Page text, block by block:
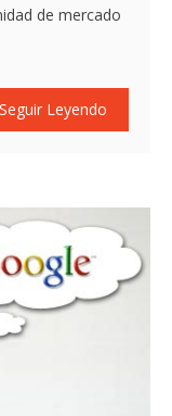
de mercado
Seguir Leyendo